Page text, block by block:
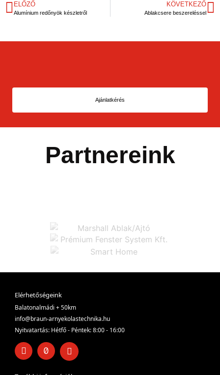
ELŐZŐ
Alumínium redőnyök készletről
KÖVETKEZŐ
Ablakcsere beszereléssel
Ajánlatkérés
Partnereink
Elérhetőségeink
Balatonalmádi + 50km
info@braun-arnyekolastechnika.hu
Nyitvatartás: Hétfő - Péntek: 8:00 - 16:00